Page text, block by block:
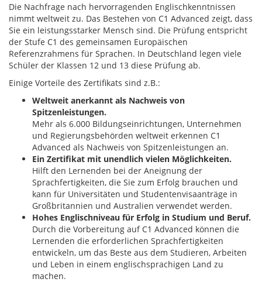
Die Nachfrage nach hervorragenden Englischkenntnissen
nimmt weltweit zu. Das Bestehen von C1 Advanced zeigt, dass
Sie ein leistungsstarker Mensch sind. Die Prüfung entspricht
der Stufe C1 des gemeinsamen Europäischen
Referenzrahmens für Sprachen. In Deutschland legen viele
Schüler der Klassen 12 und 13 diese Prüfung ab.
Einige Vorteile des Zertifikats sind z.B.:
Weltweit anerkannt als Nachweis von
Spitzenleistungen.
Mehr als 6.000 Bildungseinrichtungen, Unternehmen
und Regierungsbehörden weltweit erkennen C1
Advanced als Nachweis von Spitzenleistungen an.
Ein Zertifikat mit unendlich vielen Möglichkeiten.
Hilft den Lernenden bei der Aneignung der
Sprachfertigkeiten, die Sie zum Erfolg brauchen und
kann für Universitäten und Studentenvisaanträge in
Großbritannien und Australien verwendet werden.
Hohes Englischniveau für Erfolg in Studium und Beruf.
Durch die Vorbereitung auf C1 Advanced können die
Lernenden die erforderlichen Sprachfertigkeiten
entwickeln, um das Beste aus dem Studieren, Arbeiten
und Leben in einem englischsprachigen Land zu
machen.